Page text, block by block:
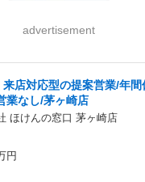
advertisement
店対応型の提案営業/年
業なし/茅ヶ崎店
ほけんの窓口 茅ヶ崎店
円